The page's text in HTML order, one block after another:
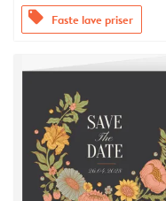
offers Faste lave priser